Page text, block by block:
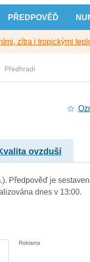
PŘEDPOVĚĎ
zítra i tropickými
Předhradí
ovzduší
Předpověď je
dnes v 13:00.